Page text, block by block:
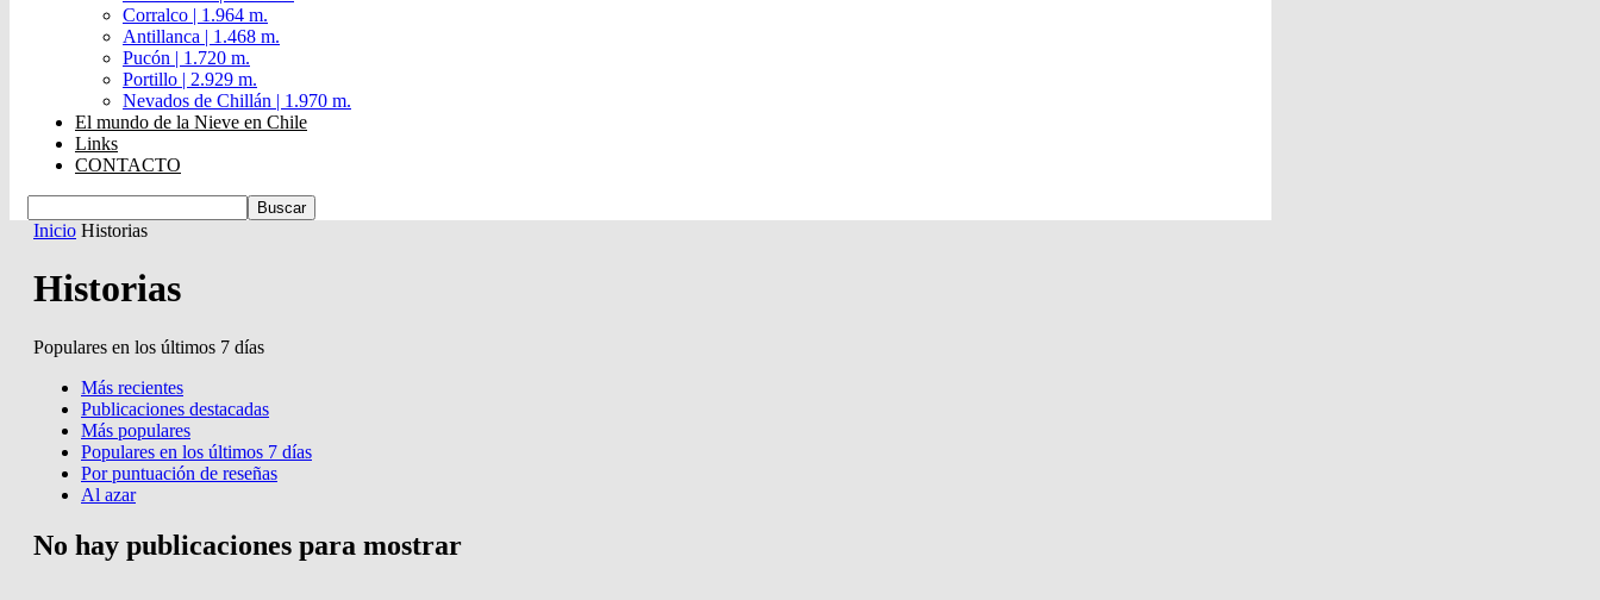
Corralco | 1.964 m.
Antillanca | 1.468 m.
Pucón | 1.720 m.
Portillo | 2.929 m.
Nevados de Chillán | 1.970 m.
El mundo de la Nieve en Chile
Links
CONTACTO
Inicio Historias
Historias
Populares en los últimos 7 días
Más recientes
Publicaciones destacadas
Más populares
Populares en los últimos 7 días
Por puntuación de reseñas
Al azar
No hay publicaciones para mostrar